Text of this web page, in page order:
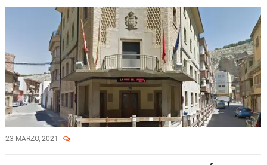
23 MARZO, 2021